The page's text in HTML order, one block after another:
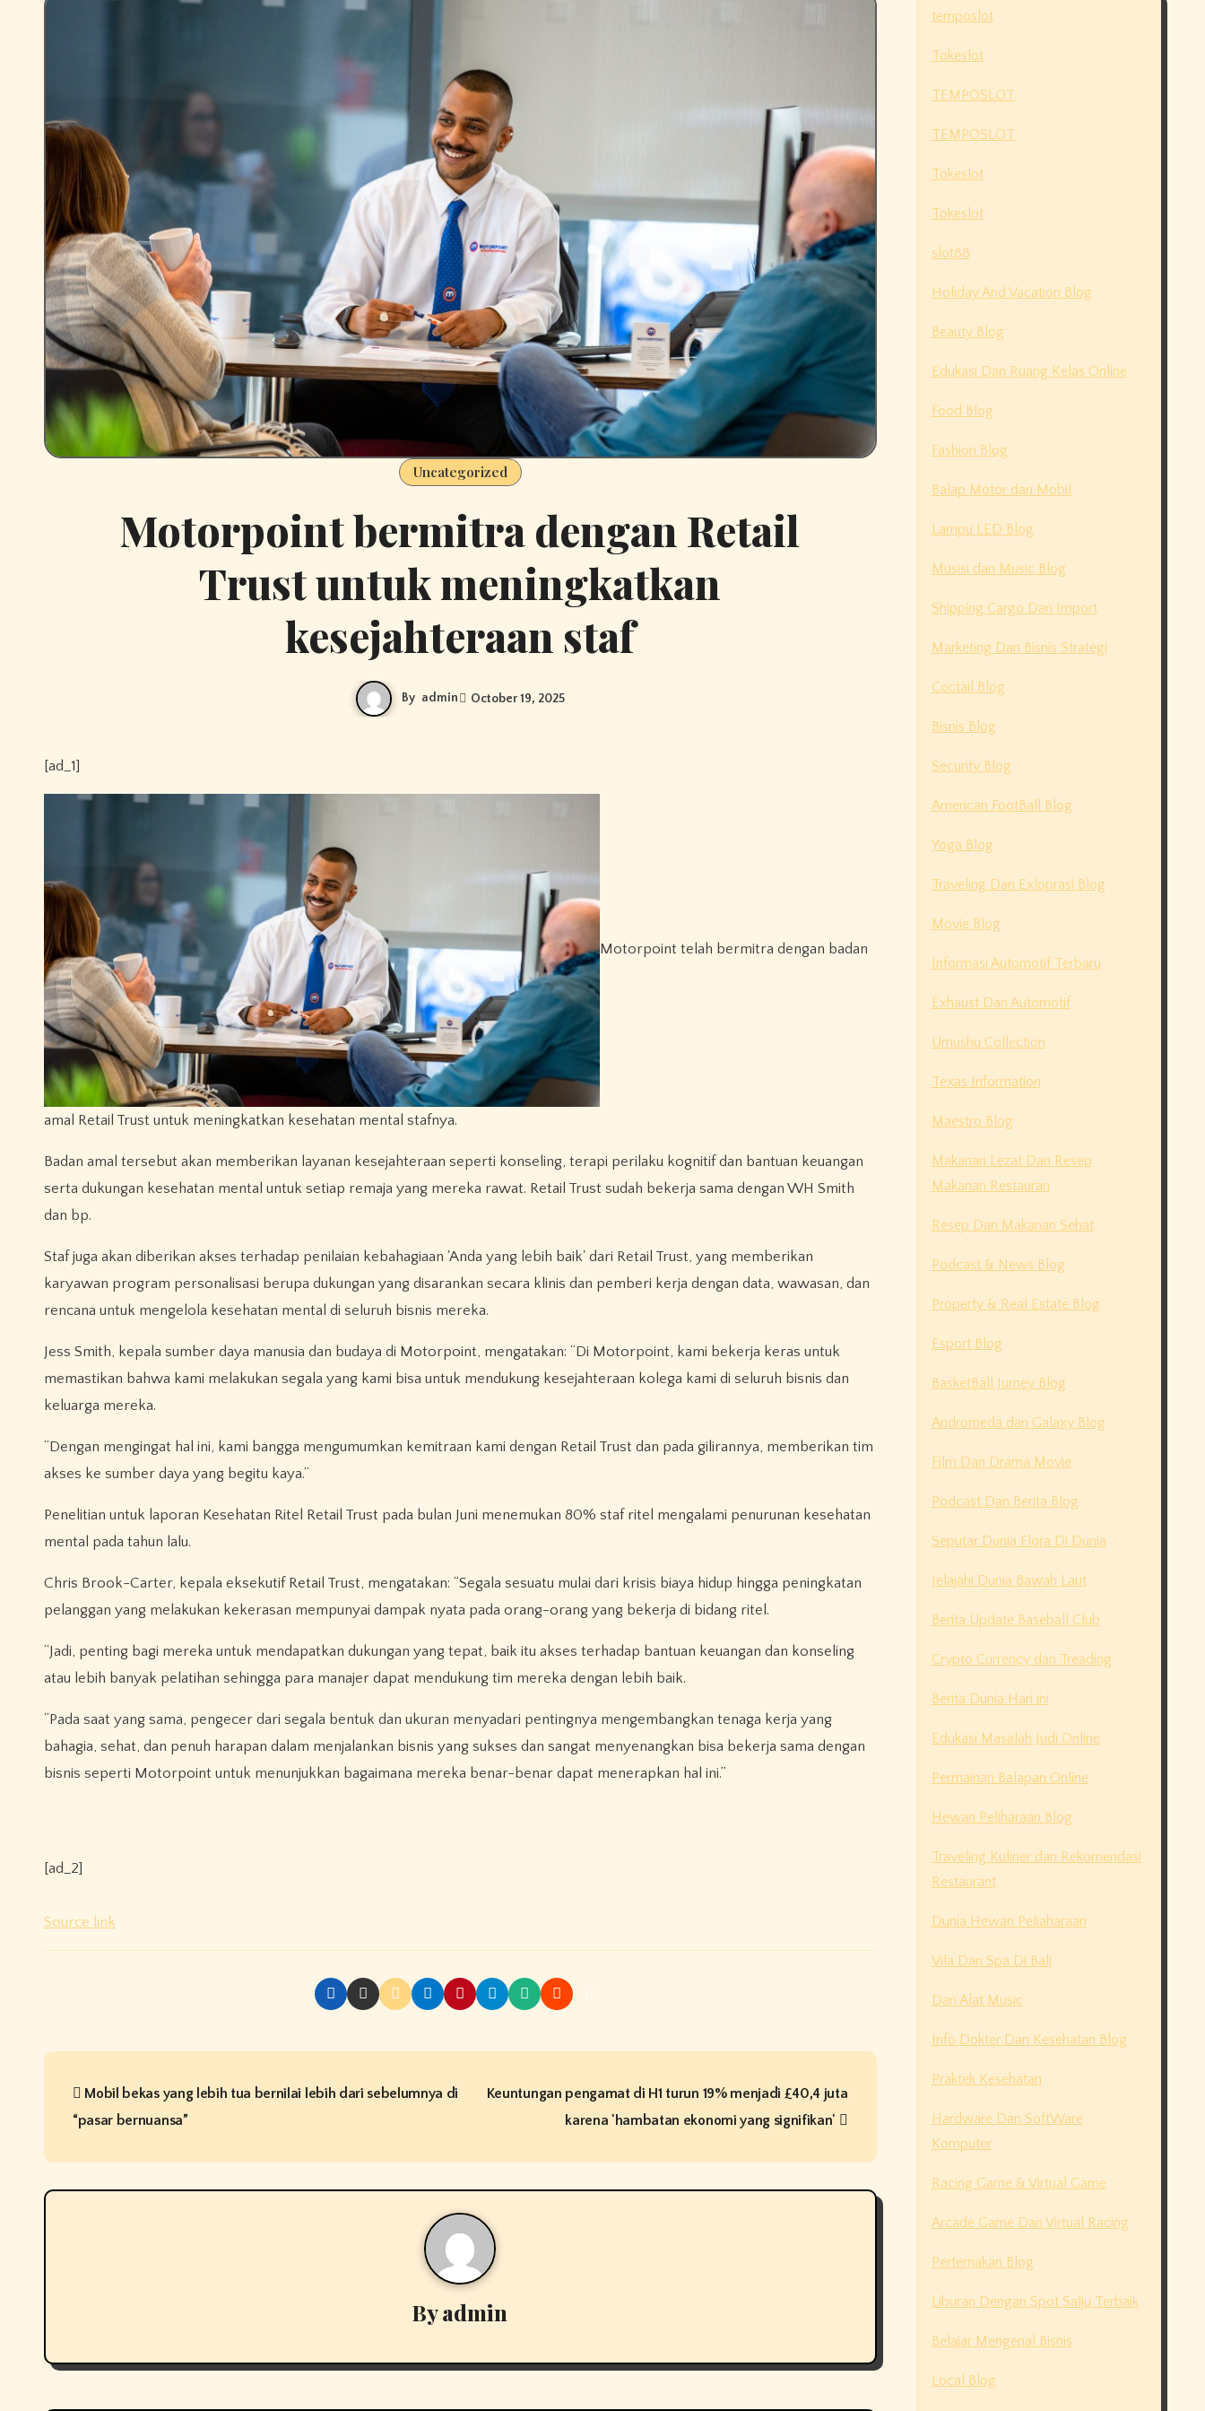
Uncategorized
Motorpoint bermitra dengan Retail
Trust untuk meningkatkan
kesejahteraan staf
By admin October 19, 2025
[ad_1]
Motorpoint telah bermitra dengan badan
amal Retail Trust untuk meningkatkan kesehatan mental stafnya.
Badan amal tersebut akan memberikan layanan kesejahteraan seperti konseling, terapi perilaku kognitif dan bantuan keuangan
serta dukungan kesehatan mental untuk setiap remaja yang mereka rawat. Retail Trust sudah bekerja sama dengan WH Smith
dan bp.
Staf juga akan diberikan akses terhadap penilaian kebahagiaan 'Anda yang lebih baik' dari Retail Trust, yang memberikan
karyawan program personalisasi berupa dukungan yang disarankan secara klinis dan pemberi kerja dengan data, wawasan, dan
rencana untuk mengelola kesehatan mental di seluruh bisnis mereka.
Jess Smith, kepala sumber daya manusia dan budaya di Motorpoint, mengatakan: “Di Motorpoint, kami bekerja keras untuk
memastikan bahwa kami melakukan segala yang kami bisa untuk mendukung kesejahteraan kolega kami di seluruh bisnis dan
keluarga mereka.
“Dengan mengingat hal ini, kami bangga mengumumkan kemitraan kami dengan Retail Trust dan pada gilirannya, memberikan tim
akses ke sumber daya yang begitu kaya.”
Penelitian untuk laporan Kesehatan Ritel Retail Trust pada bulan Juni menemukan 80% staf ritel mengalami penurunan kesehatan
mental pada tahun lalu.
Chris Brook-Carter, kepala eksekutif Retail Trust, mengatakan: “Segala sesuatu mulai dari krisis biaya hidup hingga peningkatan
pelanggan yang melakukan kekerasan mempunyai dampak nyata pada orang-orang yang bekerja di bidang ritel.
“Jadi, penting bagi mereka untuk mendapatkan dukungan yang tepat, baik itu akses terhadap bantuan keuangan dan konseling
atau lebih banyak pelatihan sehingga para manajer dapat mendukung tim mereka dengan lebih baik.
“Pada saat yang sama, pengecer dari segala bentuk dan ukuran menyadari pentingnya mengembangkan tenaga kerja yang
bahagia, sehat, dan penuh harapan dalam menjalankan bisnis yang sukses dan sangat menyenangkan bisa bekerja sama dengan
bisnis seperti Motorpoint untuk menunjukkan bagaimana mereka benar-benar dapat menerapkan hal ini.”
[ad_2]
Source link
P
t
g
a
Mobil bekas yang lebih tua bernilai lebih dari sebelumnya di
“pasar bernuansa”
Keuntungan pengamat di H1 turun 19% menjadi £40,4 juta
karena 'hambatan ekonomi yang signifikan'
Byadmin
temposlot
Tokeslot
TEMPOSLOT
TEMPOSLOT
Tokeslot
Tokeslot
slot88
Holiday And Vacation Blog
Beauty Blog
Edukasi Dan Ruang Kelas Online
Food Blog
Fashion Blog
Balap Motor dan Mobil
Lampu LED Blog
Musisi dan Music Blog
Shipping Cargo Dan Import
Marketing Dan Bisnis Strategi
Coctail Blog
Bisnis Blog
Security Blog
American FootBall Blog
Yoga Blog
Traveling Dan Exloprasi Blog
Movie Blog
Informasi Automotif Terbaru
Exhaust Dan Automotif
Umushu Collection
Texas Information
Maestro Blog
Makanan Lezat Dan Resep
Makanan Restauran
Resep Dan Makanan Sehat
Podcast & News Blog
Property & Real Estate Blog
Esport Blog
BasketBall Jurney Blog
Andromeda dan Galaxy Blog
Film Dan Drama Movie
Podcast Dan Berita Blog
Seputar Dunia Flora Di Dunia
Jelajahi Dunia Bawah Laut
Berita Update Baseball Club
Crypto Currency dan Treading
Berita Dunia Hari ini
Edukasi Masalah Judi Online
Permainan Balapan Online
Hewan Peliharaan Blog
Traveling Kuliner dan Rekomendasi
Restaurant
Dunia Hewan Peliaharaan
Vila Dan Spa Di Bali
Dan Alat Music
Info Dokter Dan Kesehatan Blog
Praktek Kesehatan
Hardware Dan SoftWare
Komputer
Racing Game & Virtual Game
Arcade Game Dan Virtual Racing
Perternakan Blog
Liburan Dengan Spot Salju Terbaik
Belajar Mengenal Bisnis
Local Blog